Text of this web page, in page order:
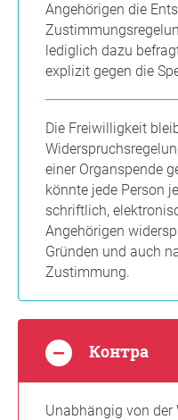
Angehörigen die
lediglich dazu
explizit gegen die
Die Freiwilligkeit
einer Organspende
könnte jede Person
schriftlich,
Angehörigen
Gründen und auch
Zustimmung.
Контра
Unabhängig von